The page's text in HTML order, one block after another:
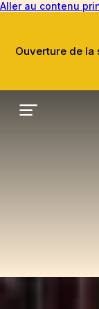
Aller au contenu
Ouverture de la